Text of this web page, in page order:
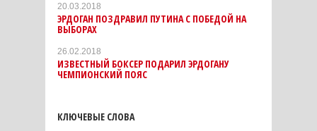
20.03.2018
ЭРДОГАН ПОЗДРАВИЛ ПУТИНА С ПОБЕДОЙ НА
ВЫБОРАХ
26.02.2018
ИЗВЕСТНЫЙ БОКСЕР ПОДАРИЛ ЭРДОГАНУ
ЧЕМПИОНСКИЙ ПОЯС
КЛЮЧЕВЫЕ СЛОВА